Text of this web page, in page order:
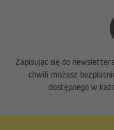
Zapisując się do
chwili możesz
dostępnego w